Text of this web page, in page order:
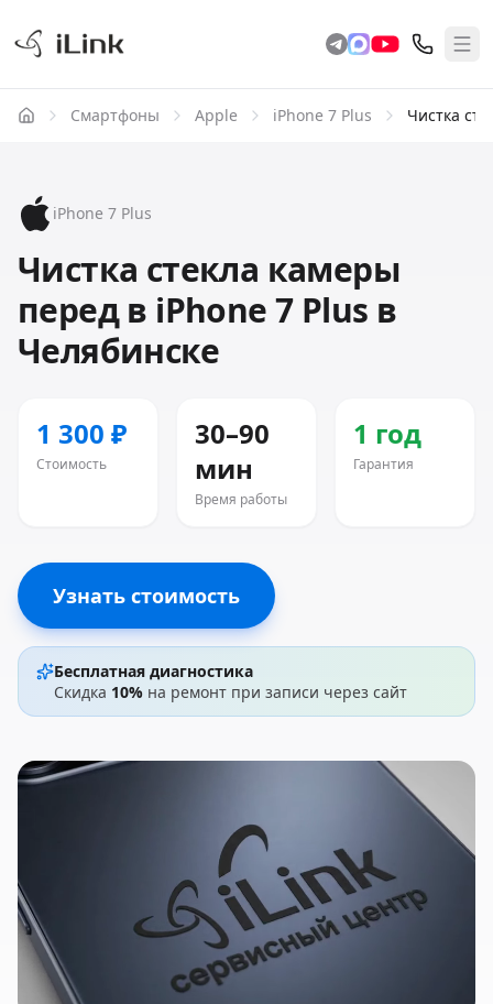
Смартфоны Apple iPhone 7 Plus Чистка
iPhone 7 Plus
Чистка стекла камеры
перед в iPhone 7 Plus в
Челябинске
1 300 ₽
Стоимость
30–90
мин
Время работы
1 год
Гарантия
Узнать стоимость
Бесплатная диагностика
Скидка 10% на ремонт при записи через сайт